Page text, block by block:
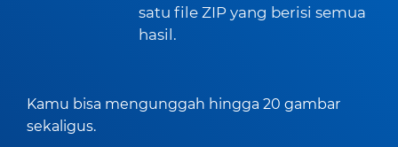
satu file ZIP yang berisi semua
hasil.
Kamu bisa mengunggah hingga 20 gambar
sekaligus.